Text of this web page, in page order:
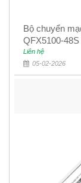
Bộ chuyển
QFX5100-48S
Liên hệ
05-02-2026